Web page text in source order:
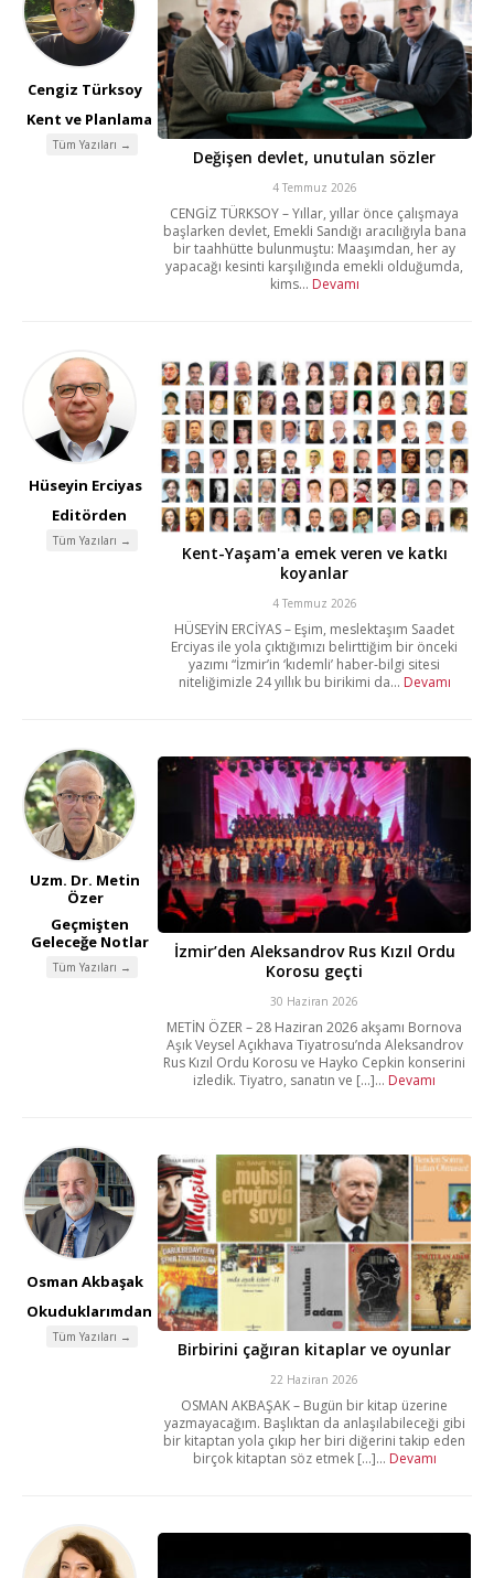
Cengiz Türksoy
Kent ve Planlama
Tüm Yazıları →
Değişen devlet, unutulan sözler
4 Temmuz 2026
CENGİZ TÜRKSOY – Yıllar, yıllar önce çalışmaya
başlarken devlet, Emekli Sandığı aracılığıyla bana
bir taahhütte bulunmuştu: Maaşımdan, her ay
yapacağı kesinti karşılığında emekli olduğumda,
kims... Devamı
Hüseyin Erciyas
Editörden
Tüm Yazıları →
Kent-Yaşam'a emek veren ve katkı
koyanlar
4 Temmuz 2026
HÜSEYİN ERCİYAS – Eşim, meslektaşım Saadet
Erciyas ile yola çıktığımızı belirttiğim bir önceki
yazımı “İzmir’in ‘kıdemli’ haber-bilgi sitesi
niteliğimizle 24 yıllık bu birikimi da... Devamı
Uzm. Dr. Metin
Özer
Geçmişten
Geleceğe Notlar
Tüm Yazıları →
İzmir’den Aleksandrov Rus Kızıl Ordu
Korosu geçti
30 Haziran 2026
METİN ÖZER – 28 Haziran 2026 akşamı Bornova
Aşık Veysel Açıkhava Tiyatrosu’nda Aleksandrov
Rus Kızıl Ordu Korosu ve Hayko Cepkin konserini
izledik. Tiyatro, sanatın ve [...]... Devamı
Osman Akbaşak
Okuduklarımdan
Tüm Yazıları →
Birbirini çağıran kitaplar ve oyunlar
22 Haziran 2026
OSMAN AKBAŞAK – Bugün bir kitap üzerine
yazmayacağım. Başlıktan da anlaşılabileceği gibi
bir kitaptan yola çıkıp her biri diğerini takip eden
birçok kitaptan söz etmek [...]... Devamı